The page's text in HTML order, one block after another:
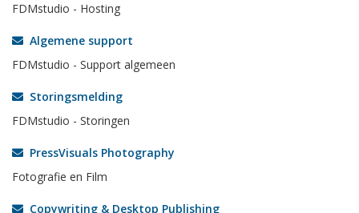
FDMstudio - Hosting
Algemene support
FDMstudio - Support algemeen
Storingsmelding
FDMstudio - Storingen
PressVisuals Photography
Fotografie en Film
Copywriting & Desktop Publishing